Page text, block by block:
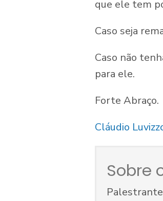
que ele tem
Caso seja
Caso não
para ele.
Forte Abraço.
Cláudio
Sobre